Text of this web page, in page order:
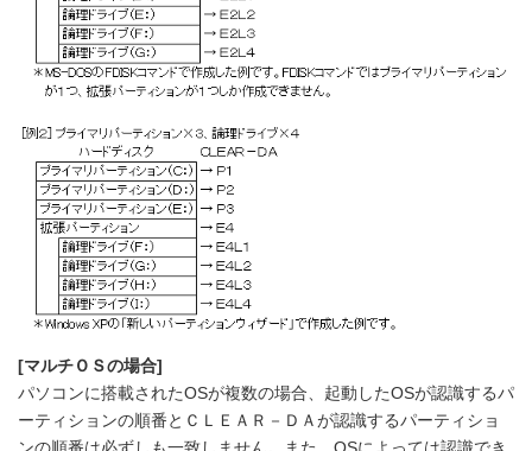
[マルチＯＳの場合]
パソコンに搭載されたOSが複数の場合、起動したOSが認識するパ
ーティションの順番とＣＬＥＡＲ－ＤＡが認識するパーティショ
ンの順番は必ずしも一致しません。また、OSによっては認識でき